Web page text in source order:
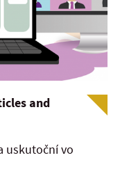
and
uskutoční vo